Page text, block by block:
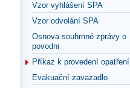
Vzor vyhlášení SPA
Vzor odvolání SPA
Osnova souhrnné zprávy o
povodni
Příkaz k provedení opatření
Evakuační zavazadlo